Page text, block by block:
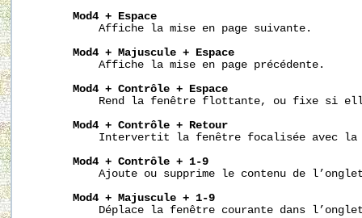
Mod4 + Espace
           Affiche la mise en page suivante.
Mod4 + Majuscule + Espace
           Affiche la mise en page précédente.
Mod4 + Contrôle + Espace
Rend la fenêtre flottante, ou fixe si
Mod4 + Contrôle + Retour
Intervertit la fenêtre focalisée avec la
Mod4 + Contrôle + 1-9
Ajoute ou supprime le contenu de
Mod4 + Majuscule + 1-9
Déplace la fenêtre courante dans